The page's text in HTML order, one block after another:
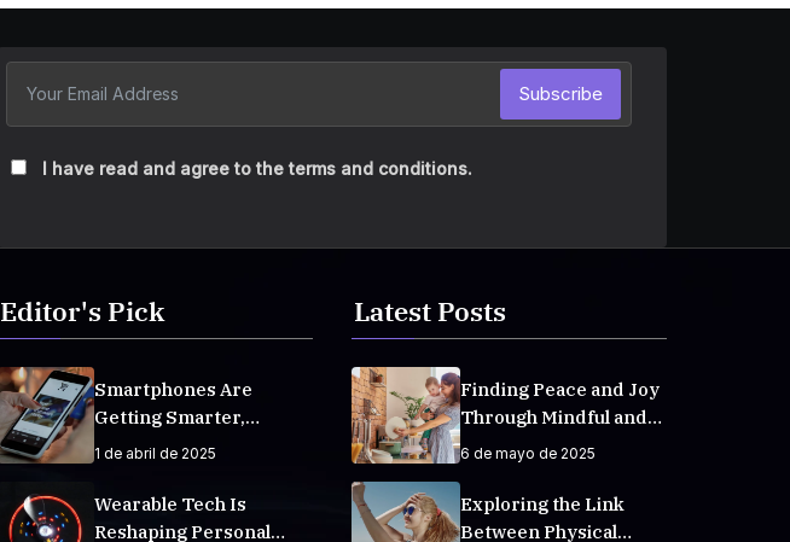
I have read and agree to the terms and conditions.
Subscribe
Editor's Pick
Smartphones Are
Getting Smarter,
Integrating AI Everyday
1 de abril de 2025
Wearable Tech Is
Reshaping Personal
Latest Posts
Finding Peace and Joy
Through Mindful and
Empathetic Practices
6 de mayo de 2025
Exploring the Link
Between Physical